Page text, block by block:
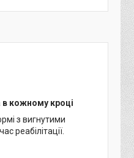
кожному кроці
з вигнутими
реабілітації.